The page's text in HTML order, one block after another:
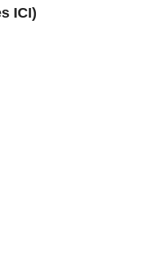
ICI)